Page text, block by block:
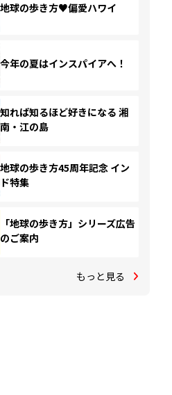
地球の歩き方♥偏愛ハワイ
今年の夏はインスパイアへ！
知れば知るほど好きになる 湘
南・江の島
地球の歩き方45周年記念 イン
ド特集
「地球の歩き方」シリーズ広告
のご案内
もっと見る